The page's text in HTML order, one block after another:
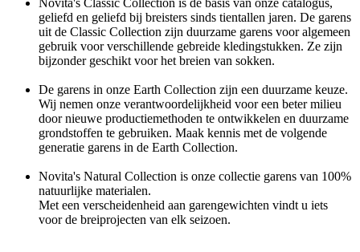
Novita's Classic Collection is de basis van onze catalogus,
geliefd en geliefd bij breisters sinds tientallen jaren. De garens
uit de Classic Collection zijn duurzame garens voor algemeen
gebruik voor verschillende gebreide kledingstukken. Ze zijn
bijzonder geschikt voor het breien van sokken.
De garens in onze Earth Collection zijn een duurzame keuze.
Wij nemen onze verantwoordelijkheid voor een beter milieu
door nieuwe productiemethoden te ontwikkelen en duurzame
grondstoffen te gebruiken. Maak kennis met de volgende
generatie garens in de Earth Collection.
Novita's Natural Collection is onze collectie garens van 100%
natuurlijke materialen.
Met een verscheidenheid aan garengewichten vindt u iets
voor de breiprojecten van elk seizoen.